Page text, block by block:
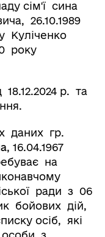
сім'ї сина
26.10.1989
Куліченко
року
р. та
даних гр.
, 16.04.1967
на
ради з 06
бойових дій,
осіб, які
з